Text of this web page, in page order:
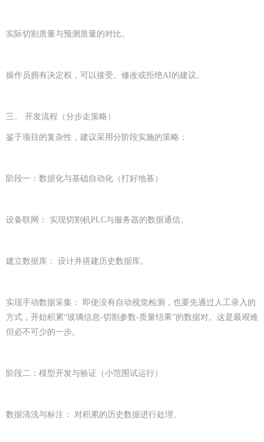
实际切割质量与预测质量的对比。
操作员拥有决定权，可以接受、修改或拒绝AI的建议。
三、 开发流程（分步走策略）
鉴于项目的复杂性，建议采用分阶段实施的策略：
阶段一：数据化与基础自动化（打好地基）
设备联网： 实现切割机PLC与服务器的数据通信。
建立数据库： 设计并搭建历史数据库。
实现手动数据采集： 即使没有自动视觉检测，也要先通过人工录入的
方式，开始积累“玻璃信息-切割参数-质量结果”的数据对。这是最艰难
但必不可少的一步。
阶段二：模型开发与验证（小范围试运行）
数据清洗与标注： 对积累的历史数据进行处理。